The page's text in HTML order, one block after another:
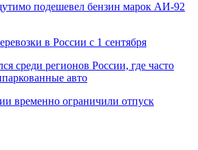
подешевел бензин марок АИ-92
в России с 1 сентября
среди регионов России, где часто
авто
временно ограничили отпуск